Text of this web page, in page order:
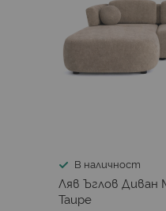
В наличност
Ляв Ъглов Диван
Taupe